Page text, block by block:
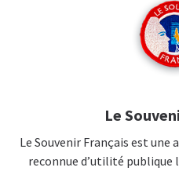
Le
Le Souvenir Français est une
reconnue d’utilité publique